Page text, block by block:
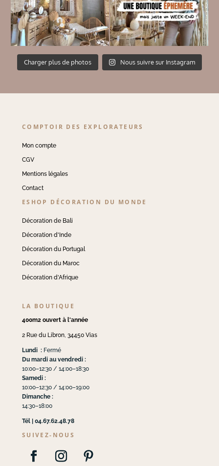
Charger plus de photos Nous suivre sur Instagram
COMPTOIR DES EXPLORATEURS
Mon compte
CGV
Mentions légales
Contact
ESHOP DÉCORATION DU MONDE
Décoration de Bali
Décoration d'Inde
Décoration du Portugal
Décoration du Maroc
Décoration d'Afrique
LA BOUTIQUE
400m2 ouvert à l'année
2 Rue du Libron, 34450 Vias
Lundi :Fermé
Du mardi au vendredi :
10:00–12:30 / 14:00–18:30
Samedi :
10:00–12:30 / 14:00–19:00
Dimanche :
14:30–18:00
Tél | 04.67.62.48.78
SUIVEZ-NOUS